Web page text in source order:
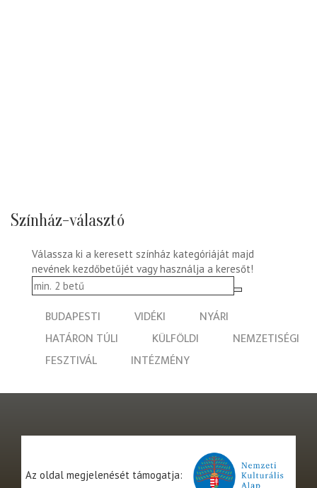
Színház-választó
Válassza ki a keresett színház kategóriáját majd
nevének kezdőbetűjét vagy használja a keresőt!
BUDAPESTI VIDÉKI
NYÁRI
HATÁRON TÚLI
KÜLFÖLDI
NEMZETISÉGI
FESZTIVÁL
INTÉZMÉNY
Az oldal megjelenését támogatja: